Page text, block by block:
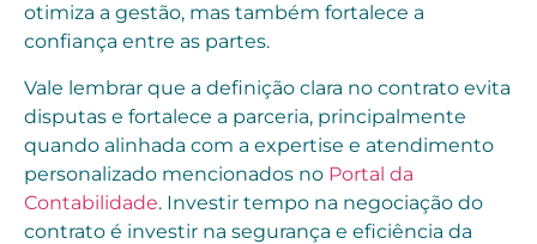
otimiza a gestão, mas também fortalece a
confiança entre as partes.
Vale lembrar que a definição clara no contrato evita
disputas e fortalece a parceria, principalmente
quando alinhada com a expertise e atendimento
personalizado mencionados no Portal da
Contabilidade. Investir tempo na negociação do
contrato é investir na segurança e eficiência da